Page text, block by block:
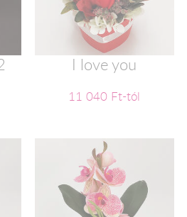
I love you
11 040 Ft-tól